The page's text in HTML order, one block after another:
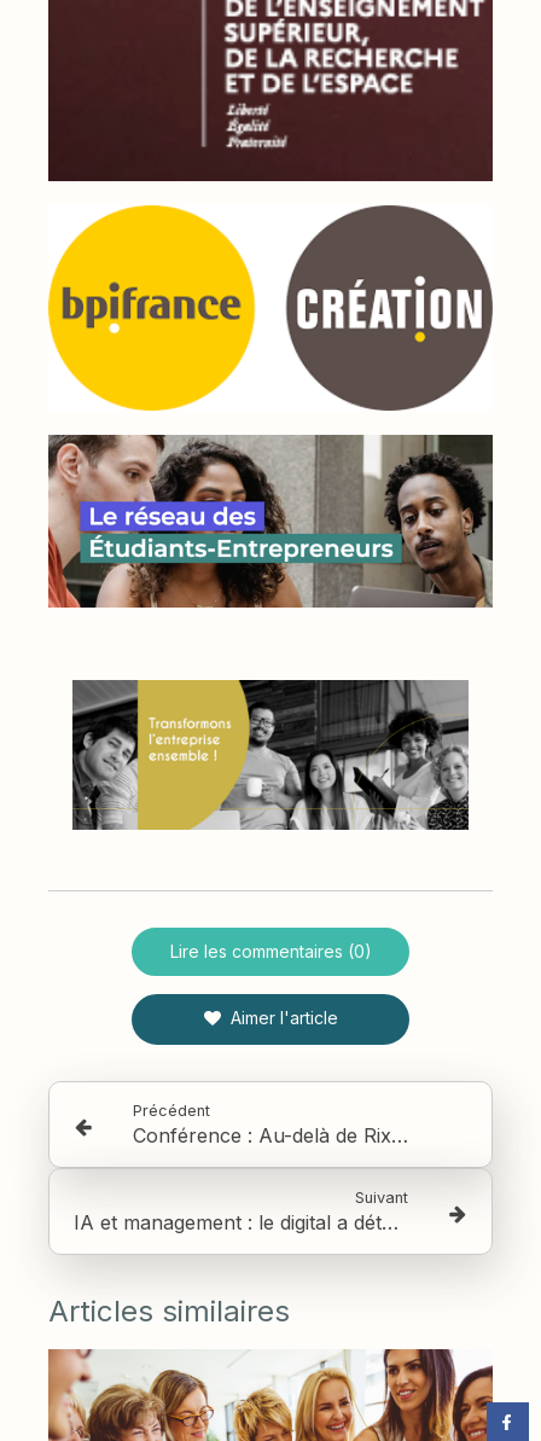
Lire les commentaires (0)
Aimer l'article
Précédent
Conférence : Au-delà de Rixain : faire grandir la légitimité, pas seulement les carrières
Suivant
IA et management : le digital a déterritorialisé le travail, l’IA va amplifier le phénomène
Articles similaires